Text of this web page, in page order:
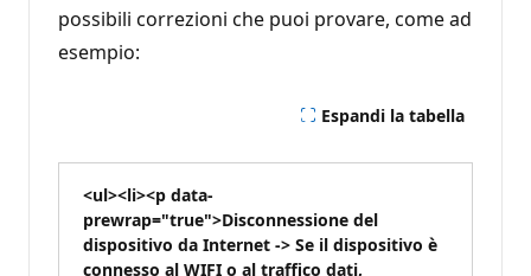
possibili correzioni che puoi provare, come ad
esempio:
Espandi la tabella
<ul><li><p data-
prewrap="true">Disconnessione del
dispositivo da Internet -> Se il dispositivo è
connesso al WIFI o al traffico dati,